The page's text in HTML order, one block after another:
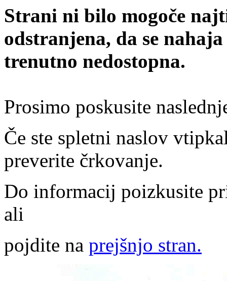
Strani ni bilo mogoče
odstranjena, da se
trenutno nedostopna.
Prosimo poskusite
Če ste spletni naslov
preverite črkovanje.
Do informacij poizkusite
ali
pojdite na prejšnjo stran.